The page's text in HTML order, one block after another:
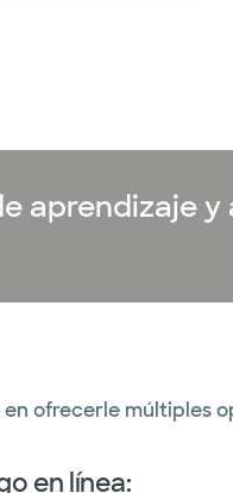
aprendizaje y
ofrecerle múltiples
en línea: